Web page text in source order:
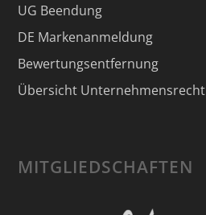
UG Beendung
DE Markenanmeldung
Bewertungsentfernung
Übersicht Unternehmensrecht
MITGLIEDSCHAFTEN